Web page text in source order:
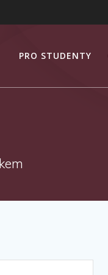
PRO STUDENTY